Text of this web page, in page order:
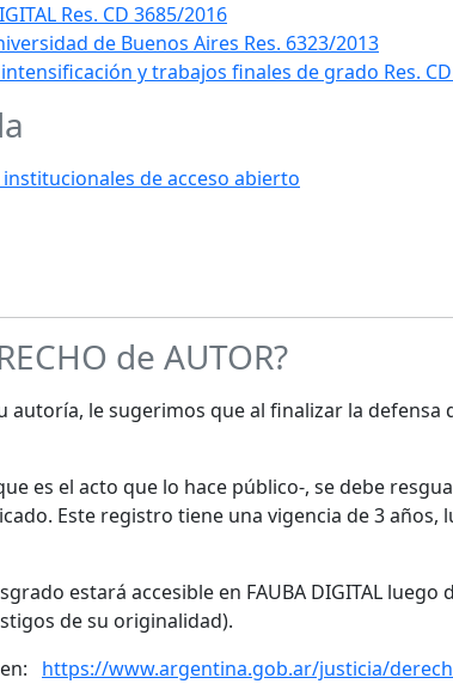
Res. CD 3685/2016
de Buenos Aires Res. 6323/2013
y trabajos finales de grado Res.
de acceso abierto
de AUTOR?
autoría, le sugerimos que al finalizar la
es el acto que lo hace público-, se debe
Este registro tiene una vigencia de 3
estará accesible en FAUBA DIGITAL
de su originalidad).
https://www.argentina.gob.ar/justicia/